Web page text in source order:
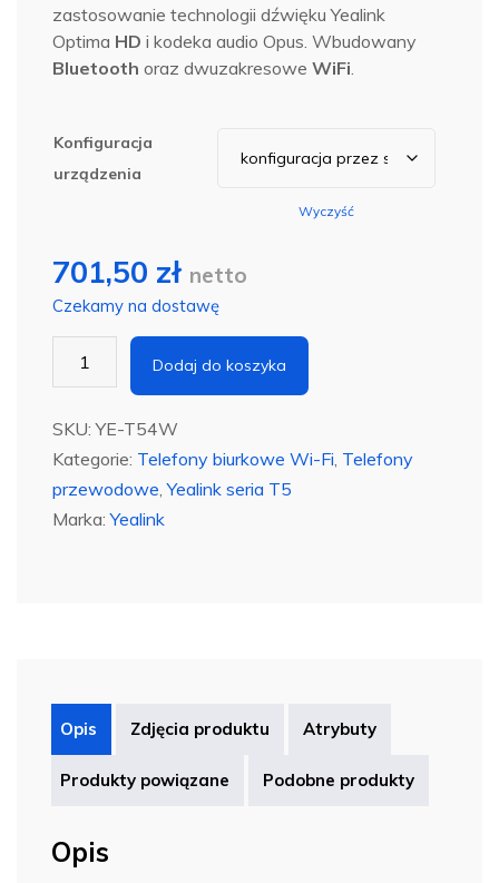
zastosowanie technologii dźwięku Yealink
Optima HD i kodeka audio Opus. Wbudowany
Bluetooth oraz dwuzakresowe WiFi
Konfiguracja
urządzenia
Wyczyść
701,50 zł netto
Czekamy na dostawę
YEALINK
T54W
Dodaj do koszyka
SKU:YE-T54W
Kategorie: Telefony biurkowe Wi-Fi Telefony
przewodowe ,Yealink seria T5
Marka:Yealink
Opis Zdjęcia produktu Atrybuty
Produkty powiązane Podobne produkty
Opis